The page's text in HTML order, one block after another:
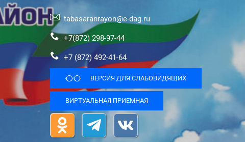
tabasaranrayon@e-dag.ru
+7(872) 298-97-44
+7 (872) 492-41-64
ВЕРСИЯ ДЛЯ СЛАБОВИДЯЩИХ
ВИРТУАЛЬНАЯ ПРИЕМНАЯ